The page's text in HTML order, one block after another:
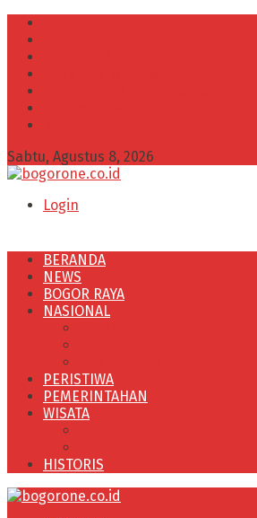
Sabtu, Agustus 8, 2026
Login
BERANDA
NEWS
BOGOR RAYA
NASIONAL
PERISTIWA
PEMERINTAHAN
WISATA
HISTORIS